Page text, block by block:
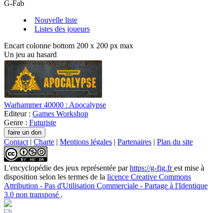
G-Fab
Nouvelle liste
Listes des joueurs
Encart colonne bottom 200 x 200 px max
Un jeu au hasard
Warhammer 40000 : Apocalypse
Editeur : Games Workshop
Genre : Futuriste
Contact | Charte | Mentions légales | Partenaires | Plan du site
L'encyclopédie des jeux représentée parhttps://g-fig.frest mise à
disposition selon les termes de la licence Creative Commons
Attribution - Pas d'Utilisation Commerciale - Partage à l'Identique
3.0 non transposé .